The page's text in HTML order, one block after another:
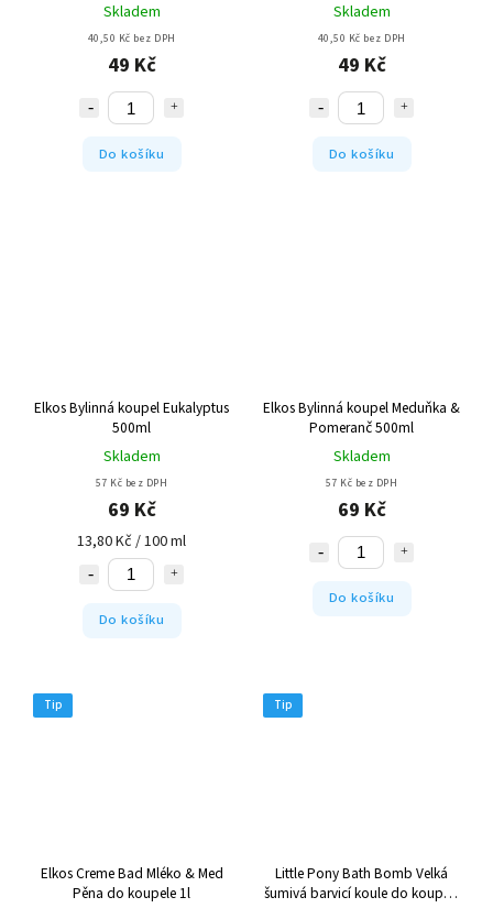
Skladem
40,50 Kč bez DPH
49 Kč
Do košíku
Skladem
40,50 Kč bez DPH
49 Kč
Do košíku
Elkos Bylinná koupel Eukalyptus
500ml
Skladem
57 Kč bez DPH
69 Kč
13,80 Kč / 100 ml
Do košíku
Elkos Bylinná koupel Meduňka &
Pomeranč 500ml
Skladem
57 Kč bez DPH
69 Kč
Do košíku
Tip
Elkos Creme Bad Mléko & Med
Pěna do koupele 1l
Tip
Little Pony Bath Bomb Velká
šumivá barvicí koule do koupele